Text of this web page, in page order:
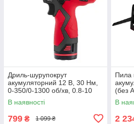
Дриль-шурупокрут
акумуляторний 12 В, 30 Нм,
0-350/0-1300 об/хв, 0.8-10
мм, 1.5 Аг INTERTOOL DT-
0310
В наявності
799 ₴ 1 099 ₴
Пила
(без
1828
В
2